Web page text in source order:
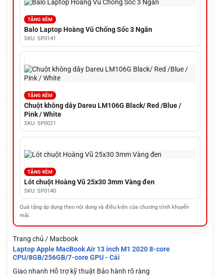
TẶNG KÈM
Balo Laptop Hoàng Vũ Chống Sốc 3 Ngăn
SKU: SP0141
TẶNG KÈM
Chuột không dây Dareu LM106G Black/ Red /Blue /
Pink / White
SKU: SP0021
TẶNG KÈM
Lót chuột Hoàng Vũ 25x30 3mm Vàng đen
SKU: SP0140
Quà tặng áp dụng theo nội dung và điều kiện của chương trình khuyến
mãi.
Trang chủ / Macbook
Laptop Apple MacBook Air 13 inch M1 2020 8-core
CPU/8GB/256GB/7-core GPU - Cái
Giao nhanh Hỗ trợ kỹ thuật Bảo hành rõ ràng